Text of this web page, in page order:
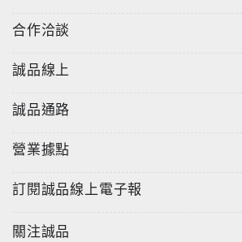
合作洽談
誠品線上
誠品通路
營業據點
訂閱誠品線上電子報
關注誠品